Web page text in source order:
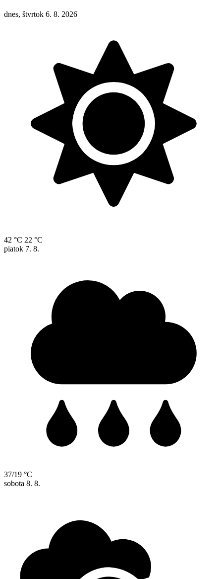
dnes, štvrtok 6. 8. 2026
42 °C 22 °C
piatok 7. 8.
37/19 °C
sobota 8. 8.